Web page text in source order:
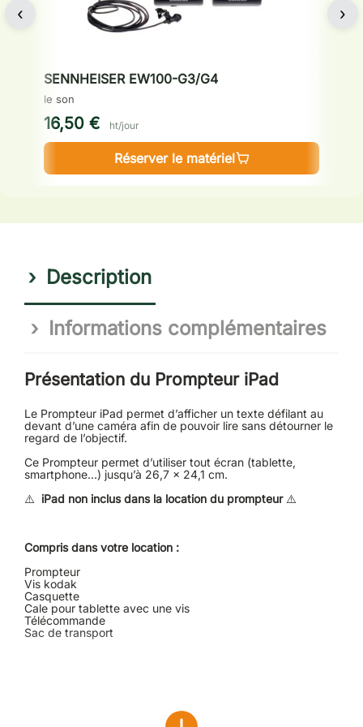
‹
SENNHEISER EW100-G3/G4
le son
16,50 € ht/jour
Réserver le matériel
›
Description
Informations complémentaires
Présentation du Prompteur iPad
Le Prompteur iPad permet d’afficher un texte défilant au
devant d’une caméra afin de pouvoir lire sans détourner le
regard de l’objectif.
Ce Prompteur permet d’utiliser tout écran (tablette,
smartphone…) jusqu’à 26,7 x 24,1 cm.
⚠️ iPad non inclus dans la location du prompteur⚠️
Compris dans votre location :
Prompteur
Vis kodak
Casquette
Cale pour tablette avec une vis
Télécommande
Sac de transport
Le Prompteur s’installe en quelques minutes seulement à